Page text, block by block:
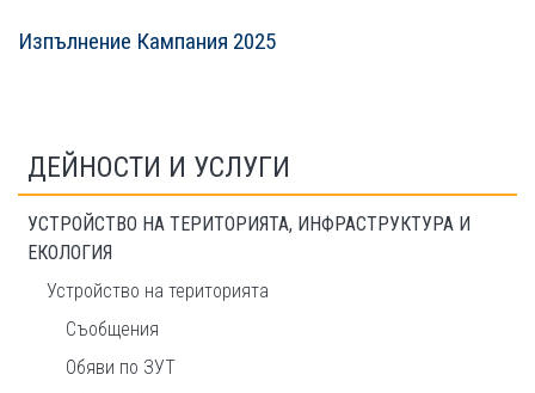
Изпълнение Кампания 2025
ДЕЙНОСТИ И УСЛУГИ
УСТРОЙСТВО НА ТЕРИТОРИЯТА, ИНФРАСТРУКТУРА И
ЕКОЛОГИЯ
Устройство на територията
Съобщения
Обяви по ЗУТ